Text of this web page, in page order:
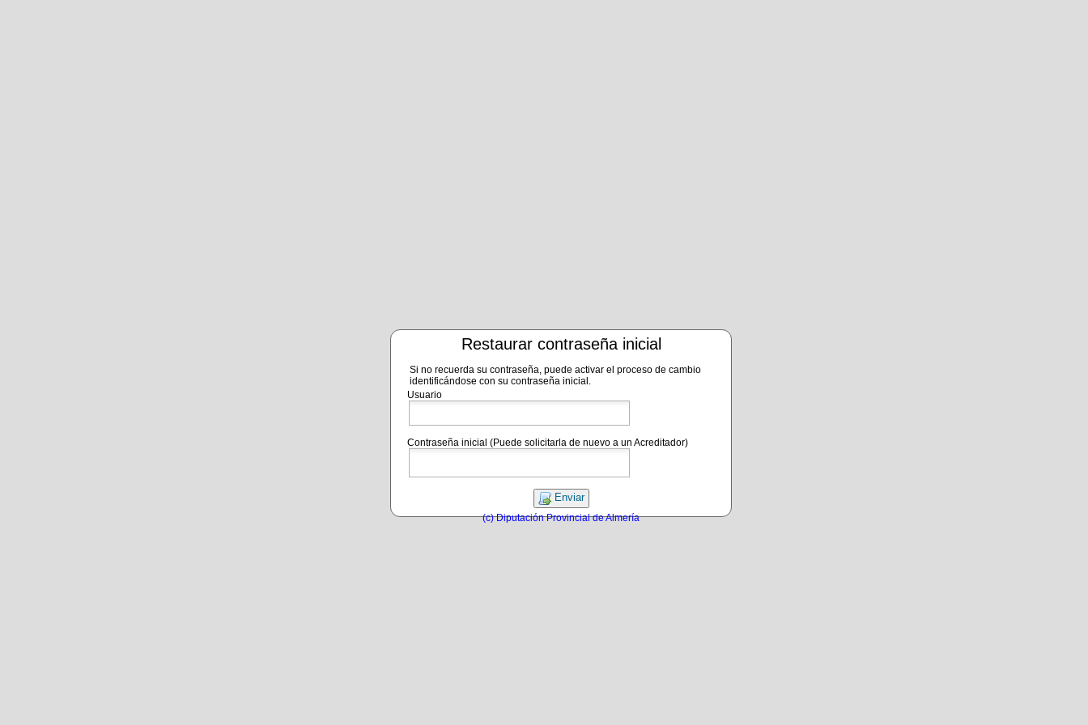
Restaurar contraseña inicial
Si no recuerda su contraseña, puede activar el proceso de cambio
identificándose con su contraseña inicial.
Usuario
Contraseña inicial (Puede solicitarla de nuevo a un Acreditador)
Enviar
(c) Diputación Provincial de Almería